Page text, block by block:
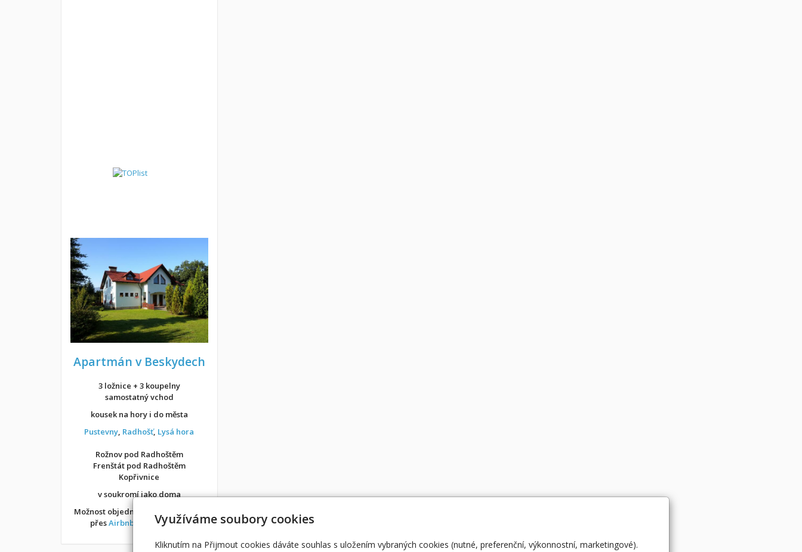
Apartmán v Beskydech
3 ložnice + 3 koupelny
samostatný vchod
kousek na hory i do města
Pustevny, Radhošť, Lysá hora
Rožnov pod Radhoštěm
Frenštát pod Radhoštěm
Kopřivnice
v soukromí jako doma
Možnost objednání ubytování také
přesAirbnb neboBooking
Využíváme soubory cookies
Kliknutím na Přijmout cookies dáváte souhlas s uložením vybraných cookies (nutné, preferenční, výkonnostní, marketingové).